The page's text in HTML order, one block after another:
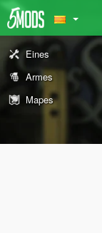
Eines
Armes
Mapes